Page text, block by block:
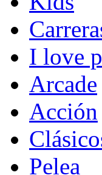
I love
Arcade
Acción
Pelea